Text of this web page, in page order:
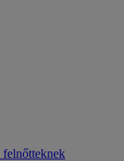
felnőtteknek